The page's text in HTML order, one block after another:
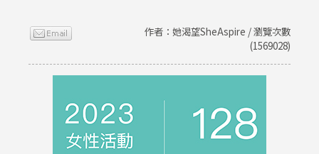
作者：她渴望SheAspire / 瀏覽次數
(1569028)